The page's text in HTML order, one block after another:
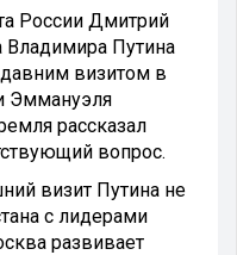
России Дмитрий
Владимира Путина
визитом в
Эммануэля
рассказал
вопрос.
визит Путина не
с лидерами
развивает